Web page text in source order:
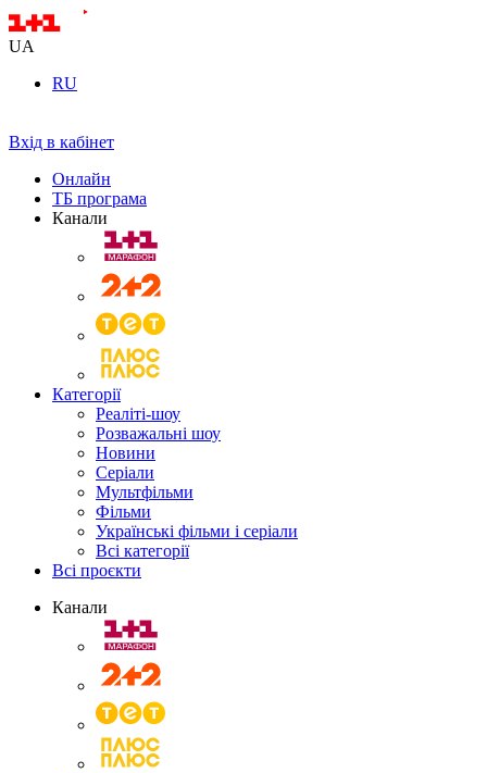
UA
RU
Вхід в кабінет
Онлайн
ТБ програма
Канали
Категорії
Реаліті-шоу
Розважальні шоу
Новини
Серіали
Мультфільми
Фільми
Українські фільми і серіали
Всі категорії
Всі проєкти
Канали